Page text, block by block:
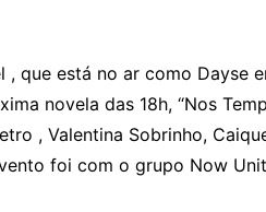
que está no ar como Dayse
novela das 18h, “Nos
, Valentina Sobrinho,
foi com o grupo Now